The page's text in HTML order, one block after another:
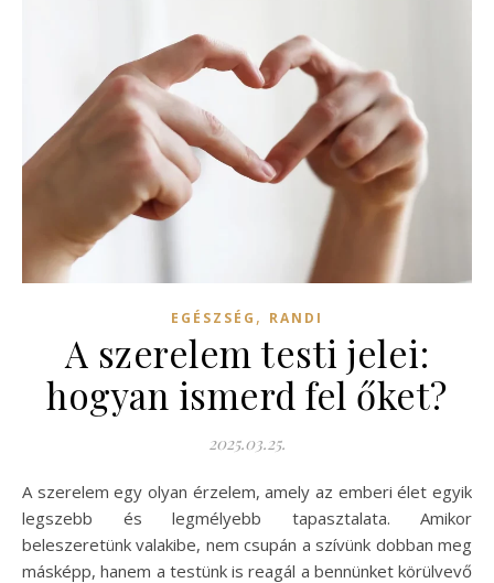
EGÉSZSÉG , RANDI
A szerelem testi jelei:
hogyan ismerd fel őket?
2025.03.25.
A szerelem egy olyan érzelem, amely az emberi élet egyik
legszebb és legmélyebb tapasztalata. Amikor
beleszeretünk valakibe, nem csupán a szívünk dobban meg
másképp, hanem a testünk is reagál a bennünket körülvevő